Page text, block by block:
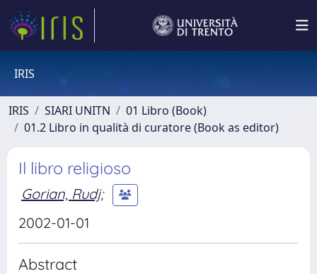
IRIS
IRIS SIARI UNITN
01 Libro (Book)
01.2 Libro in qualità di curatore (Book as editor)
Il libro religioso
Gorian, Rudj;
2002-01-01
Abstract